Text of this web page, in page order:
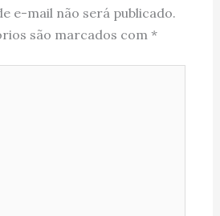
e-mail não será publicado.
são marcados com *